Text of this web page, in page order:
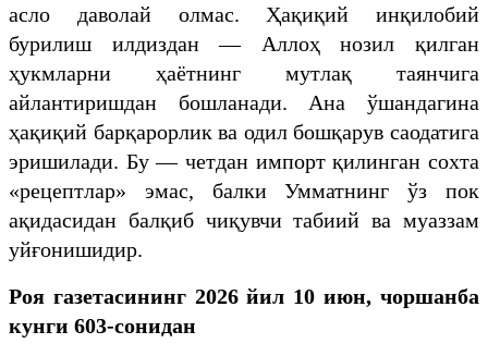
асло даволай олмас. Ҳақиқий инқилобий
бурилиш илдиздан — Аллоҳ нозил қилган
ҳукмларни ҳаётнинг мутлақ таянчига
айлантиришдан бошланади. Ана ўшандагина
ҳақиқий барқарорлик ва одил бошқарув саодатига
эришилади. Бу — четдан импорт қилинган сохта
«рецептлар» эмас, балки Умматнинг ўз пок
ақидасидан балқиб чиқувчи табиий ва муаззам
уйғонишидир.
Роя газетасининг 2026 йил 10 июн, чоршанба
кунги 603-сонидан